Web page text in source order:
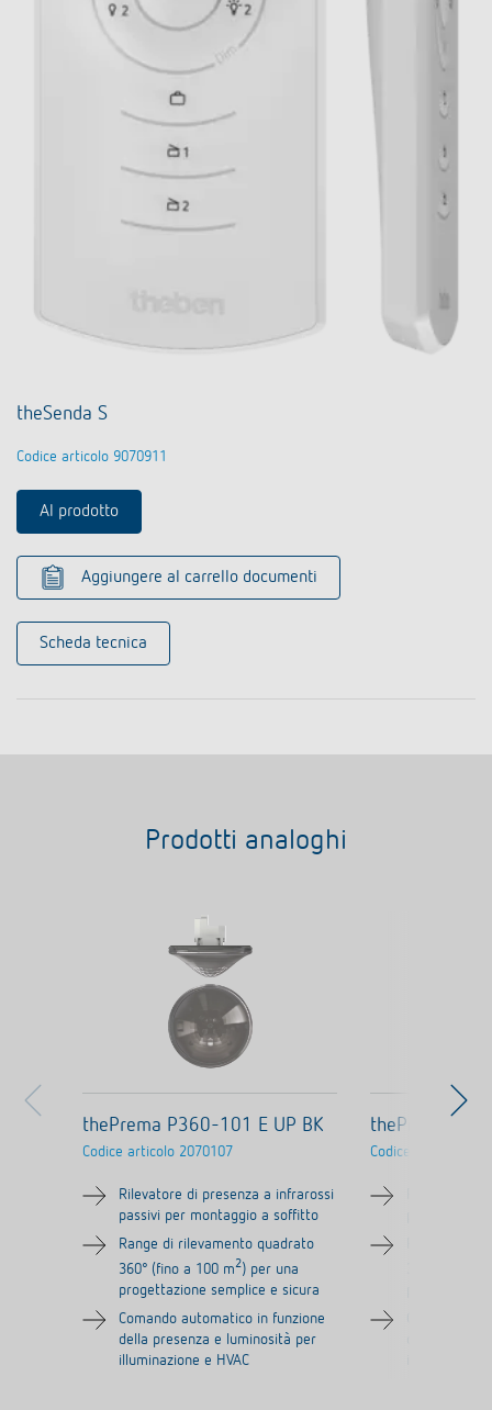
theSenda S
Codice articolo 9070911
Al prodotto
Aggiungere al carrello documenti
Scheda tecnica
Prodotti analoghi
thePrema P360-101 E UP BK
Codice articolo 2070107
Rilevatore di presenza a infrarossi
passivi per montaggio a soffitto
Range di rilevamento quadrato
360° (fino a 100 m2) per una
progettazione semplice e sicura
Comando automatico in funzione
della presenza e luminosità per
illuminazione e HVAC
thePrema
Codice articolo